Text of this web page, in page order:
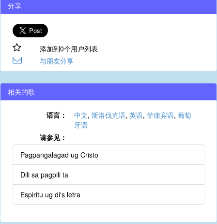
分享
添加到0个用户列表
与朋友分享
相关的歌
语言： 中文, 斯洛伐克语, 英语, 菲律宾语, 葡萄
牙语
请参见：
Pagpangalagad ug Cristo
Dili sa pagpili ta
Espiritu ug di's letra